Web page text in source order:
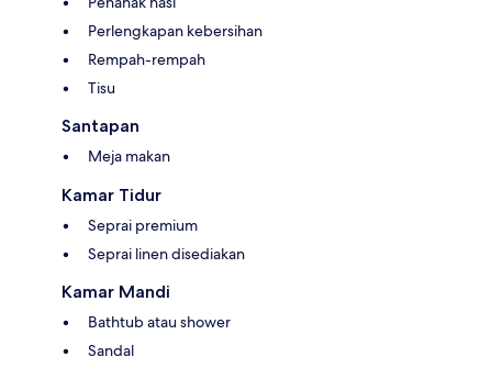
Perlengkapan kebersihan
Rempah-rempah
Tisu
Santapan
Meja makan
Kamar Tidur
Seprai premium
Seprai linen disediakan
Kamar Mandi
Bathtub atau shower
Sandal